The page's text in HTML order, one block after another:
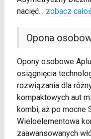
nacięć... zobacz
Opona
Opony osobowe
osiągnięcia
rozwiązania dla
kompaktowych aut
kombi, aż po mocne
Wieloelementowa
zaawansowanych